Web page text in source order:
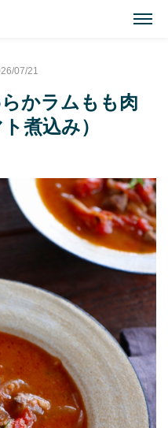
めレシピ
肉・牛肉)
ス
Foods
ズとは
Us
わせ
07/21
かラムもも肉
煮込み）